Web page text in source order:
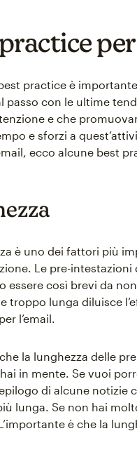
practice è
passo con le ultime
e che
e sforzi a
ecco alcune best
è uno dei fattori più
Le pre-
essere così brevi da
troppo lunga diluisce
l’email.
la lunghezza delle
in mente. Se vuoi
di alcune notizie
lunga. Se non hai
è che la